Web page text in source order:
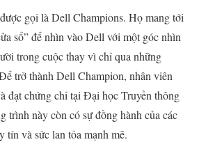
gọi là Dell Champions. Họ mang tới
sổ” để nhìn vào Dell với một góc nhìn
trong cuộc thay vì chỉ qua những
trở thành Dell Champion, nhân viên
đạt chứng chỉ tại Đại học Truyền thông
trình này còn có sự đồng hành của các
tín và sức lan tỏa mạnh mẽ.